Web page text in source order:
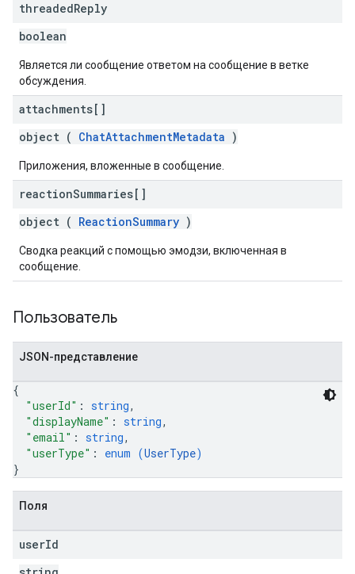
threadedReply
boolean
Является ли сообщение ответом на сообщение в ветке
обсуждения.
attachments[]
object ( ChatAttachmentMetadata )
Приложения, вложенные в сообщение.
reactionSummaries[]
object ( ReactionSummary )
Сводка реакций с помощью эмодзи, включенная в
сообщение.
Пользователь
JSON-представление
{
"userId" : string,
"displayName" : string,
"email" : string,
"userType" : enum (UserType)
}
Поля
userId